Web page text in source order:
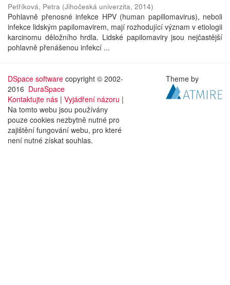
Petříková, Petra (Jihočeská univerzita, 2014)
Pohlavně přenosné infekce HPV (human papillomavirus), neboli
infekce lidským papilomavirem, mají rozhodující význam v etiologii
karcinomu děložního hrdla. Lidské papilomaviry jsou nejčastější
pohlavně přenášenou infekcí ...
DSpace software copyright © 2002-
2016 DuraSpace
Kontaktujte nás | Vyjádření názoru |
Na tomto webu jsou používány
pouze cookies nezbytně nutné pro
zajištění fungování webu, pro které
není nutné získat souhlas.
Theme by